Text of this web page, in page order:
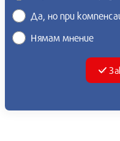
Да, но при
Нямам мнение